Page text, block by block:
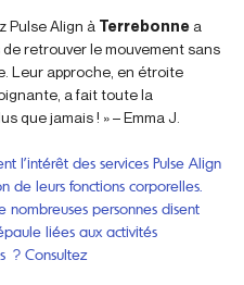
Pulse Align à Terrebonne a
de retrouver le mouvement sans
Leur approche, en étroite
a fait toute la
que jamais ! » – Emma J.
l’intérêt des services Pulse Align
de leurs fonctions corporelles.
nombreuses personnes disent
liées aux activités
? Consultez